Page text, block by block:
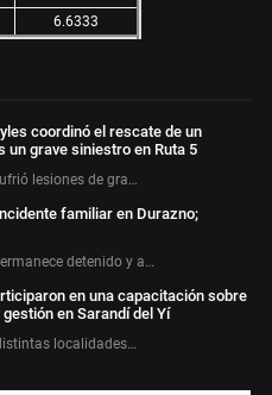
6.6333
coordinó el rescate de un
un grave siniestro en Ruta 5
lesiones de gra…
familiar en Durazno;
detenido y a…
en una capacitación sobre
en Sarandí del Yí
localidades…